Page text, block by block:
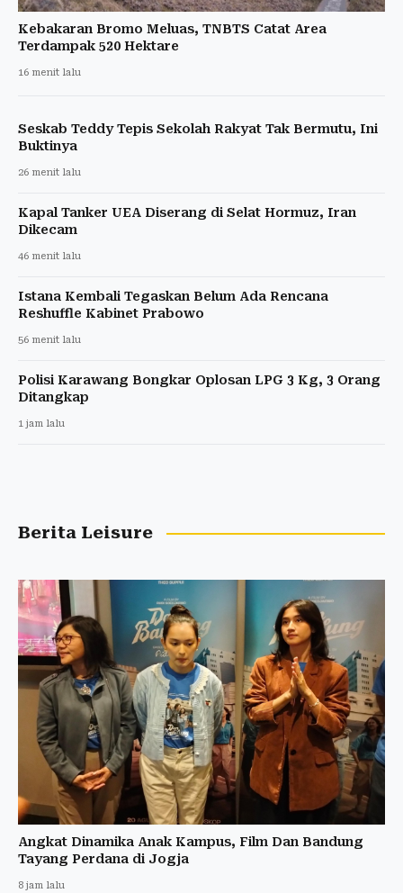
Kebakaran Bromo Meluas, TNBTS Catat Area
Terdampak 520 Hektare
16 menit lalu
Seskab Teddy Tepis Sekolah Rakyat Tak Bermutu, Ini
Buktinya
26 menit lalu
Kapal Tanker UEA Diserang di Selat Hormuz, Iran
Dikecam
46 menit lalu
Istana Kembali Tegaskan Belum Ada Rencana
Reshuffle Kabinet Prabowo
56 menit lalu
Polisi Karawang Bongkar Oplosan LPG 3 Kg, 3 Orang
Ditangkap
1 jam lalu
Berita Leisure
Angkat Dinamika Anak Kampus, Film Dan Bandung
Tayang Perdana di Jogja
8 jam lalu